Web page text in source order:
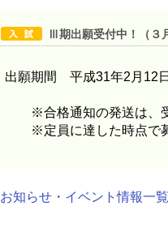
Ⅲ期出願受付中！（３
出願期間 平成31年2月12
※合格通知の発送は、受
※定員に達した時点で募
お知らせ・イベント情報一